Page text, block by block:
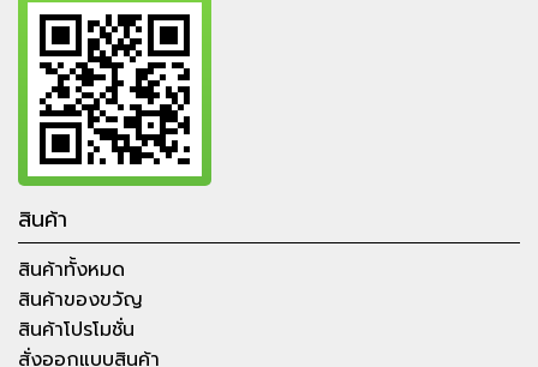
สินค้า
สินค้าทั้งหมด
สินค้าของขวัญ
สินค้าโปรโมชั่น
สั่งออกแบบสินค้า